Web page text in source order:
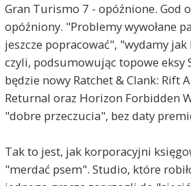
Gran Turismo 7 - opóźnione. God
opóźniony. "Problemy wywołane
jeszcze popracować", "wydamy
czyli, podsumowując topowe eksy
będzie nowy Ratchet & Clank: Rift
Returnal oraz Horizon Forbidden
"dobre przeczucia", bez daty
Tak to jest, jak korporacyjni
"merdać psem". Studio, które